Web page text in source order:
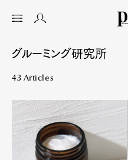
グルーミング研究所
43 Articles